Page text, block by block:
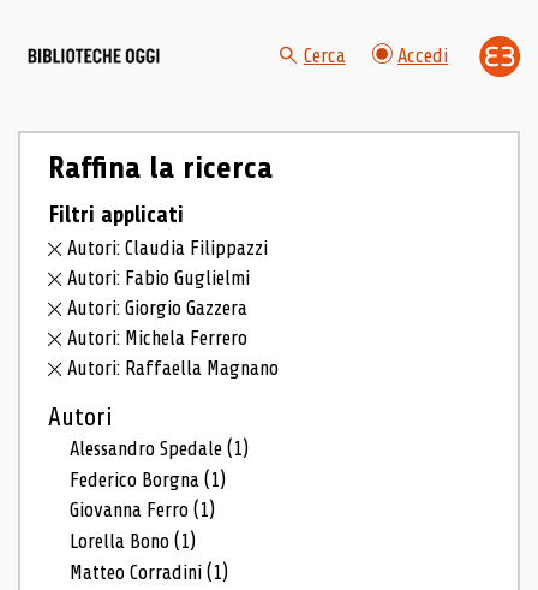
Cerca Accedi
Raffina la ricerca
Filtri applicati
Autori: Claudia Filippazzi
Autori: Fabio Guglielmi
Autori: Giorgio Gazzera
Autori: Michela Ferrero
Autori: Raffaella Magnano
Autori
Alessandro Spedale(1)
Federico Borgna(1)
Giovanna Ferro(1)
Lorella Bono(1)
Matteo Corradini(1)